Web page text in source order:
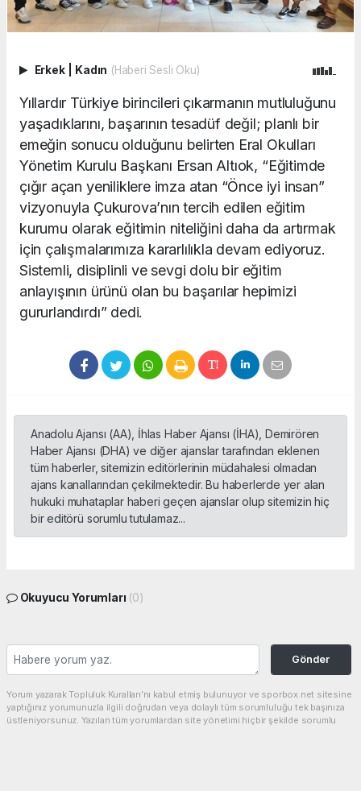
Erkek Kadın (Haberi Sesli Oku)
Yıllardır Türkiye birincileri çıkarmanın mutluluğunu
yaşadıklarını, başarının tesadüf değil; planlı bir
emeğin sonucu olduğunu belirten Eral Okulları
Yönetim Kurulu Başkanı Ersan Altıok, “Eğitimde
çığır açan yeniliklere imza atan “Önce iyi insan”
vizyonuyla Çukurova’nın tercih edilen eğitim
kurumu olarak eğitimin niteliğini daha da artırmak
için çalışmalarımıza kararlılıkla devam ediyoruz.
Sistemli, disiplinli ve sevgi dolu bir eğitim
anlayışının ürünü olan bu başarılar hepimizi
gururlandırdı” dedi.
Anadolu Ajansı (AA), İhlas Haber Ajansı (İHA), Demirören
Haber Ajansı (DHA) ve diğer ajanslar tarafından eklenen
tüm haberler, sitemizin editörlerinin müdahalesi olmadan
ajans kanallarından çekilmektedir. Bu haberlerde yer alan
hukuki muhataplar haberi geçen ajanslar olup sitemizin hiç
bir editörü sorumlu tutulamaz...
Okuyucu Yorumları (0)
Gönder
Yorum yazarak Topluluk Kuralları’nı kabul etmiş bulunuyor ve sporbox.net sitesine
yaptığınız yorumunuzla ilgili doğrudan veya dolaylı tüm sorumluluğu tek başınıza
üstleniyorsunuz. Yazılan tüm yorumlardan site yönetimi hiçbir şekilde sorumlu